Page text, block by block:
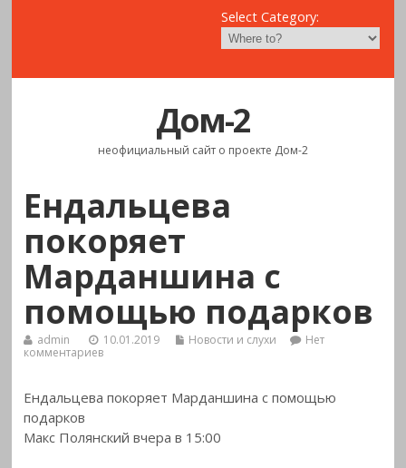
Select Category:
Дом-2
неофициальный сайт о проекте Дом-2
Ендальцева
покоряет
Марданшина с
помощью подарков
admin 10.01.2019 Новости и слухи
Нет
комментариев
Ендальцева покоряет Марданшина с помощью
подарков
Макс Полянский вчера в 15:00